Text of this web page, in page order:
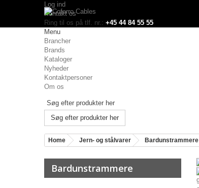
Log ind
Kontakt os
Ring til os på tlf. nr.: +45 44 84 55 55
Menu
Brancher
Brands
Kataloger
Nyheder
Kontaktpersoner
Om os
Søg efter produkter her
Home Jern- og stålvarer Bardunstrammere
Bardunstrammere